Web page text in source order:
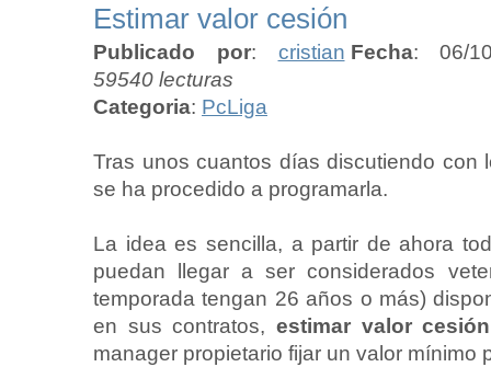
Estimar valor cesión
Publicado por: cristian Fecha: 06/
59540 lecturas
Categoria: PcLiga
Tras unos cuantos días discutiendo con
se ha procedido a programarla.
La idea es sencilla, a partir de ahora
puedan llegar a ser considerados
temporada tengan 26 años o más)
en sus contratos, estimar valor cesión
manager propietario fijar un valor mínimo